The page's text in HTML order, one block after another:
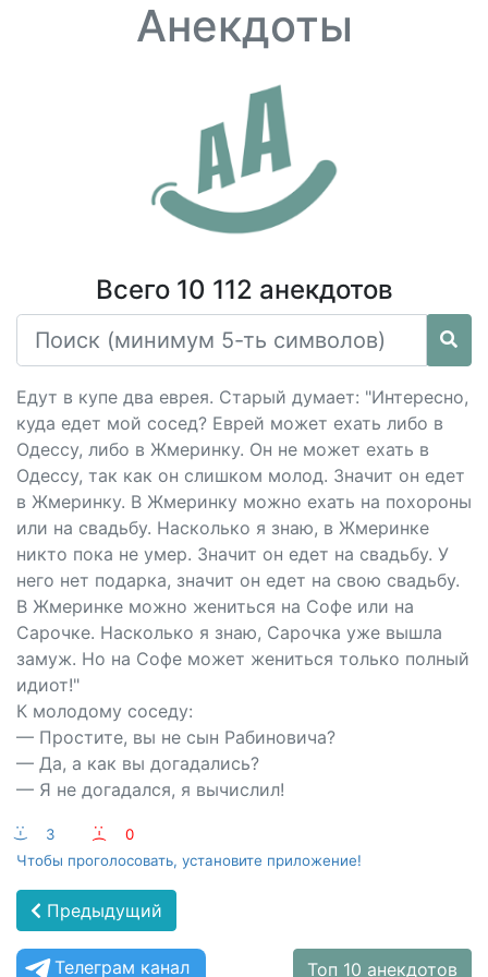
Анекдоты
Всего 10 112 анекдотов
Едут в купе два еврея. Старый думает: "Интересно,
куда едет мой сосед? Еврей может ехать либо в
Одессу, либо в Жмеринку. Он не может ехать в
Одессу, так как он слишком молод. Значит он едет
в Жмеринку. В Жмеринку можно ехать на похороны
или на свадьбу. Насколько я знаю, в Жмеринке
никто пока не умер. Значит он едет на свадьбу. У
него нет подарка, значит он едет на свою свадьбу.
В Жмеринке можно жениться на Софе или на
Сарочке. Насколько я знаю, Сарочка уже вышла
замуж. Но на Софе может жениться только полный
идиот!"
К молодому соседу:
— Простите, вы не сын Рабиновича?
— Да, а как вы догадались?
— Я не догадался, я вычислил!
:-) 3 :-(
0
Чтобы проголосовать, установите приложение!
Предыдущий
Телеграм канал Топ 10 анекдотов